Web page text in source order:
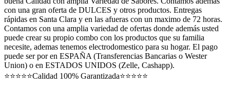
con una gran oferta de DULCES y otros productos. Entregas
rápidas en Santa Clara y en las afueras con un maximo de 72 horas.
Contamos con una amplia variedad de ofertas donde además usted
puede crear su propio combo con los productos que su familia
necesite, ademas tenemos electrodomestico para su hogar. El pago
puede ser por en ESPAÑA (Transferencias Bancarias o Wester
Union) o en ESTADOS UNIDOS (Zelle, Cashapp).
⭐⭐⭐⭐⭐Calidad 100% Garantizada⭐⭐⭐⭐⭐